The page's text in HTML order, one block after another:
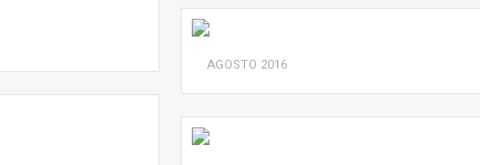
AGOSTO 2016